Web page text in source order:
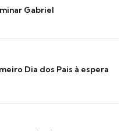
Gabriel
Dia dos Pais à espera